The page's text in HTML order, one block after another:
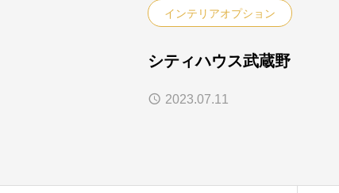
インテリアオプション
シティハウス武蔵野
2023.07.11